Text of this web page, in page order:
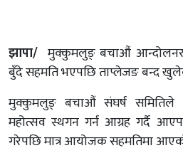
झापा/ मुक्कुमलुङ् बचाऔं
बुँदे सहमति भएपछि ताप्लेजङ बन्द
मुक्कुमलुङ् बचाऔं संघर्ष समितिले
महोत्सव स्थगन गर्न आग्रह गर्दै
गरेपछि मात्र आयोजक सहमतिमा